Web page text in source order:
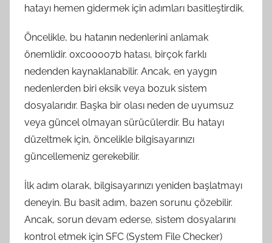
hatayı hemen gidermek için adımları basitleştirdik.
Öncelikle, bu hatanın nedenlerini anlamak
önemlidir. 0xc00007b hatası, birçok farklı
nedenden kaynaklanabilir. Ancak, en yaygın
nedenlerden biri eksik veya bozuk sistem
dosyalarıdır. Başka bir olası neden de uyumsuz
veya güncel olmayan sürücülerdir. Bu hatayı
düzeltmek için, öncelikle bilgisayarınızı
güncellemeniz gerekebilir.
İlk adım olarak, bilgisayarınızı yeniden başlatmayı
deneyin. Bu basit adım, bazen sorunu çözebilir.
Ancak, sorun devam ederse, sistem dosyalarını
kontrol etmek için SFC (System File Checker)